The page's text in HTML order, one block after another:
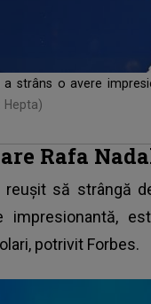
a strâns o avere
Rafa
reușit să strângă
impresionantă,
potrivit Forbes.